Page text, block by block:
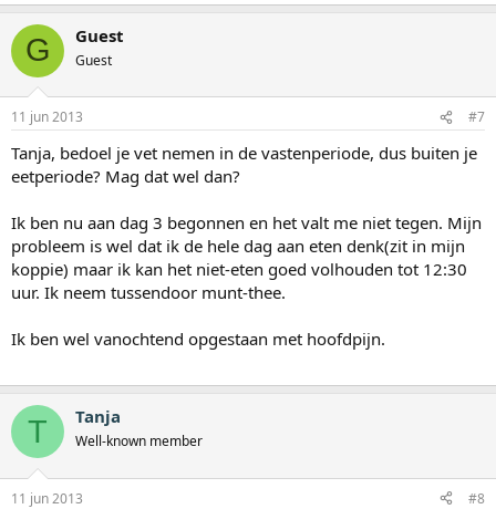
G Guest
Guest
11 jun 2013 #7
Tanja, bedoel je vet nemen in de vastenperiode, dus buiten je
eetperiode? Mag dat wel dan?
Ik ben nu aan dag 3 begonnen en het valt me niet tegen. Mijn
probleem is wel dat ik de hele dag aan eten denk(zit in mijn
koppie) maar ik kan het niet-eten goed volhouden tot 12:30
uur. Ik neem tussendoor munt-thee.
Ik ben wel vanochtend opgestaan met hoofdpijn.
T Tanja
Well-known member
11 jun 2013 #8